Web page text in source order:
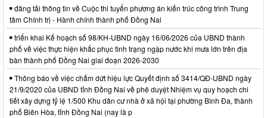
đăng tải thông tin về Cuộc thi tuyển phương án kiến trúc công trình Trung
tâm Chính trị - Hành chính thành phố Đồng Nai
triển khai Kế hoạch số 98/KH-UBND ngày 16/06/2026 của UBND thành
phố về việc thực hiện khắc phục tình trạng ngập nước khi mưa lớn trên địa
bàn thành phố Đồng Nai giai đoạn 2026-2030
Thông báo về việc chấm dứt hiệu lực Quyết định số 3414/QĐ-UBND ngày
21/9/2020 của UBND tỉnh Đồng Nai về phê duyệt Nhiệm vụ quy hoạch chi
tiết xây dựng tỷ lệ 1/500 Khu dân cư nhà ở xã hội tại phường Bình Đa, thành
phố Biên Hòa, tỉnh Đồng Nai (nay là p